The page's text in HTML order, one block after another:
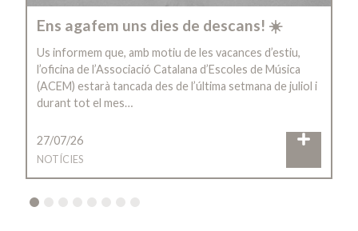
Ens agafem uns dies de descans! ☀️
Us informem que, amb motiu de les vacances d’estiu,
l’oficina de l’Associació Catalana d’Escoles de Música
(ACEM) estarà tancada des de l’última setmana de juliol i
durant tot el mes…
27/07/26
NOTÍCIES
4 5 6 7 8